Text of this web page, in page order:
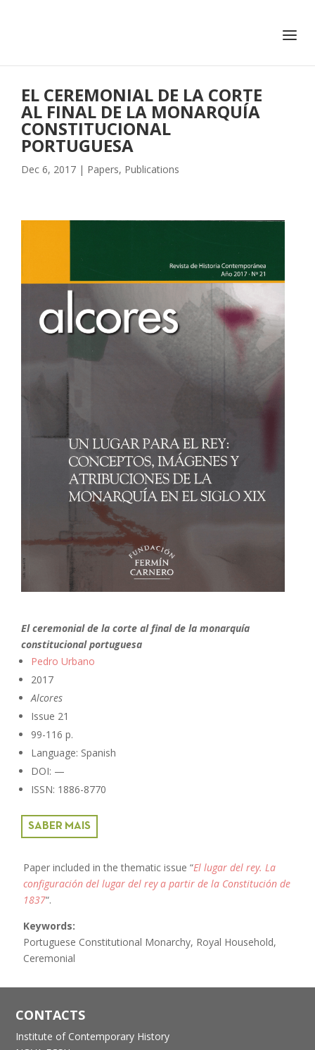
EL CEREMONIAL DE LA CORTE
AL FINAL DE LA MONARQUÍA
CONSTITUCIONAL
PORTUGUESA
Dec 6, 2017 | Papers, Publications
El ceremonial de la corte al final de la monarquía
constitucional portuguesa
Pedro Urbano
2017
Alcores
Issue 21
99-116 p.
Language: Spanish
DOI: —
ISSN: 1886-8770
SABER MAIS
Paper included in the thematic issue “El lugar del rey. La
configuración del lugar del rey a partir de la Constitución de
1837“.
Keywords:
Portuguese Constitutional Monarchy, Royal Household,
Ceremonial
CONTACTS
Institute of Contemporary History